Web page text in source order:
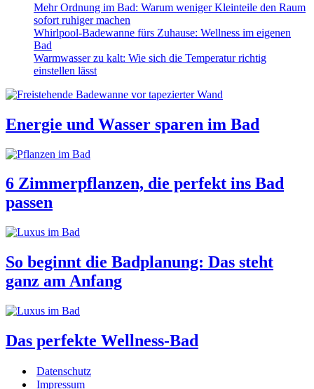
Mehr Ordnung im Bad: Warum weniger Kleinteile den Raum
sofort ruhiger machen
Whirlpool-Badewanne fürs Zuhause: Wellness im eigenen
Bad
Warmwasser zu kalt: Wie sich die Temperatur richtig
einstellen lässt
Energie und Wasser sparen im Bad
6 Zimmerpflanzen, die perfekt ins Bad
passen
So beginnt die Badplanung: Das steht
ganz am Anfang
Das perfekte Wellness-Bad
Datenschutz
Impressum